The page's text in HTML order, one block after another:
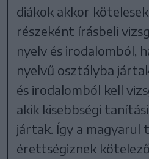
diákok akkor
részeként írásbeli
nyelv és irodalomból,
nyelvű osztályba
és irodalomból kell
akik kisebbségi
jártak. Így a magyarul
érettségiznek